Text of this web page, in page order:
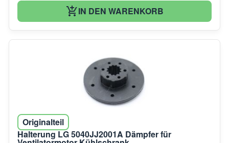
IN DEN WARENKORB
Originalteil
Halterung LG 5040JJ2001A Dämpfer für